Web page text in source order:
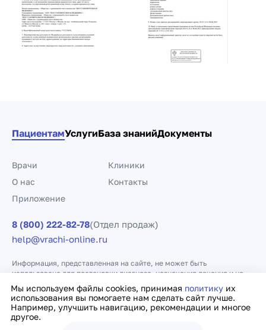
Мы используем файлы cookies, принимая политику их
использования вы помогаете нам сделать сайт лучше.
Например, улучшить навигацию, рекомендации и многое
другое.
ПациентамУслугиБаза знанийДокументы
Врачи
Клиники
О нас
Контакты
Приложение
8 (800) 222-82-78(Отдел продаж)
help@vrachi-online.ru
Информация, представленная на сайте, не может быть
использована для постановки диагноза, назначения лечения и не
заменяет прием врача.
Политика конфиденциальности Договор оферты